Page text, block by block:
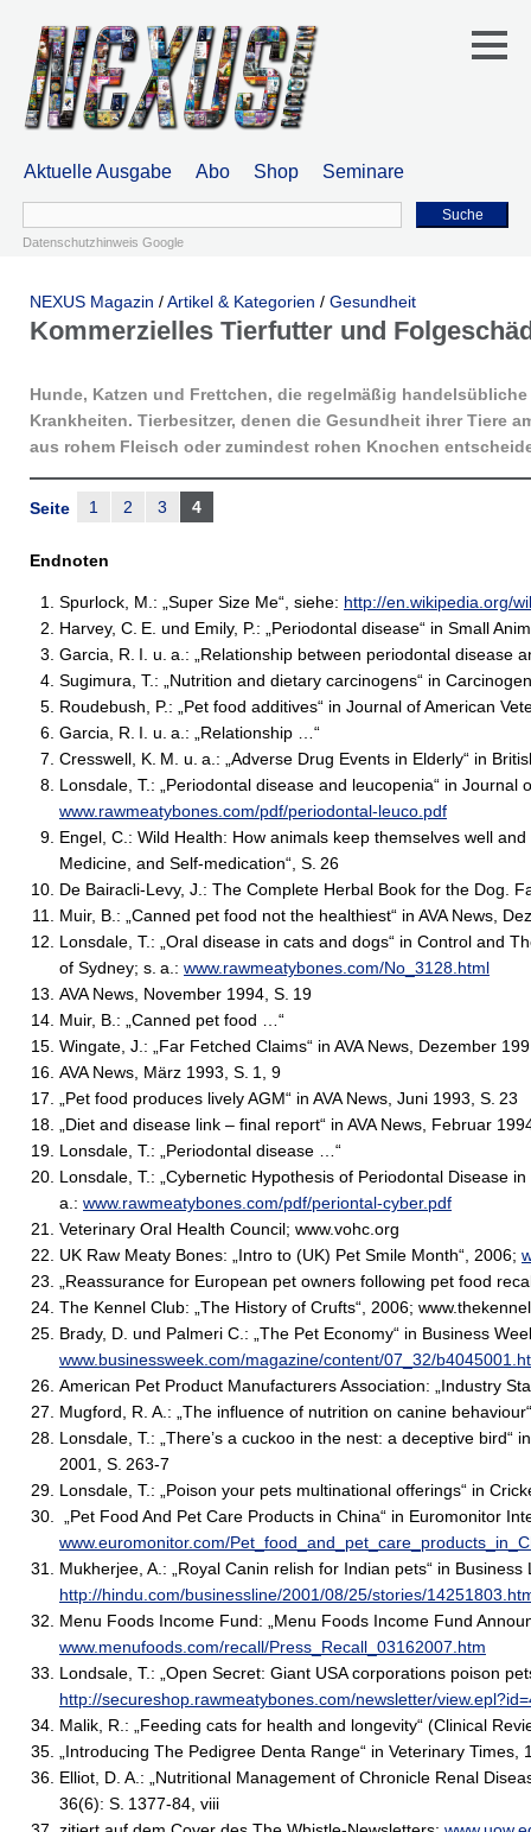
Aktuelle Ausgabe Abo Shop Seminare
Suche
Datenschutzhinweis Google
NEXUS Magazin /Artikel & Kategorien / Gesundheit
Kommerzielles Tierfutter und
Hunde, Katzen und Frettchen, die regelmäßig
Krankheiten. Tierbesitzer, denen die Gesundheit ihrer Tiere
aus rohem Fleisch oder zumindest rohen Knochen
Seite 1 2 3 4
Endnoten
Spurlock, M.: „Super Size Me“, siehe: http://en.wikipedia.org/
Harvey, C. E. und Emily, P.: „Periodontal disease“ in Small
Garcia, R. I. u. a.: „Relationship between periodontal disease
Sugimura, T.: „Nutrition and dietary carcinogens“ in
Roudebush, P.: „Pet food additives“ in Journal of American
Garcia, R. I. u. a.: „Relationship …“
Cresswell, K. M. u. a.: „Adverse Drug Events in Elderly“ in
Lonsdale, T.: „Periodontal disease and leucopenia“ in
www.rawmeatybones.com/pdf/periodontal-leuco.pdf
Engel, C.: Wild Health: How animals keep themselves well
Medicine, and Self-medication“, S. 26
De Bairacli-Levy, J.: The Complete Herbal Book for the Dog.
Muir, B.: „Canned pet food not the healthiest“ in AVA News,
Lonsdale, T.: „Oral disease in cats and dogs“ in Control and
of Sydney; s. a.: www.rawmeatybones.com/No_3128.html
AVA News, November 1994, S. 19
Muir, B.: „Canned pet food …“
Wingate, J.: „Far Fetched Claims“ in AVA News, Dezember
AVA News, März 1993, S. 1, 9
„Pet food produces lively AGM“ in AVA News, Juni 1993, S. 23
„Diet and disease link – final report“ in AVA News, Februar
Lonsdale, T.: „Periodontal disease …“
Lonsdale, T.: „Cybernetic Hypothesis of Periodontal Disease
a.: www.rawmeatybones.com/pdf/periontal-cyber.pdf
Veterinary Oral Health Council; www.vohc.org
UK Raw Meaty Bones: „Intro to (UK) Pet Smile Month“, 2006;
„Reassurance for European pet owners following pet food
The Kennel Club: „The History of Crufts“, 2006;
Brady, D. und Palmeri C.: „The Pet Economy“ in Business
www.businessweek.com/magazine/content/07_32/
American Pet Product Manufacturers Association: „Industry
Mugford, R. A.: „The influence of nutrition on canine
Lonsdale, T.: „There’s a cuckoo in the nest: a deceptive
2001, S. 263-7
Lonsdale, T.: „Poison your pets multinational offerings“ in
„Pet Food And Pet Care Products in China“ in Euromonitor
www.euromonitor.com/
Mukherjee, A.: „Royal Canin relish for Indian pets“ in
http://hindu.com/businessline/2001/08/25/stories/
Menu Foods Income Fund: „Menu Foods Income Fund
www.menufoods.com/recall/Press_Recall_03162007.htm
Londsale, T.: „Open Secret: Giant USA corporations poison
http://secureshop.rawmeatybones.com/newsletter/
Malik, R.: „Feeding cats for health and longevity“ (Clinical
„Introducing The Pedigree Denta Range“ in Veterinary Times,
Elliot, D. A.: „Nutritional Management of Chronicle Renal
36(6): S. 1377-84, viii